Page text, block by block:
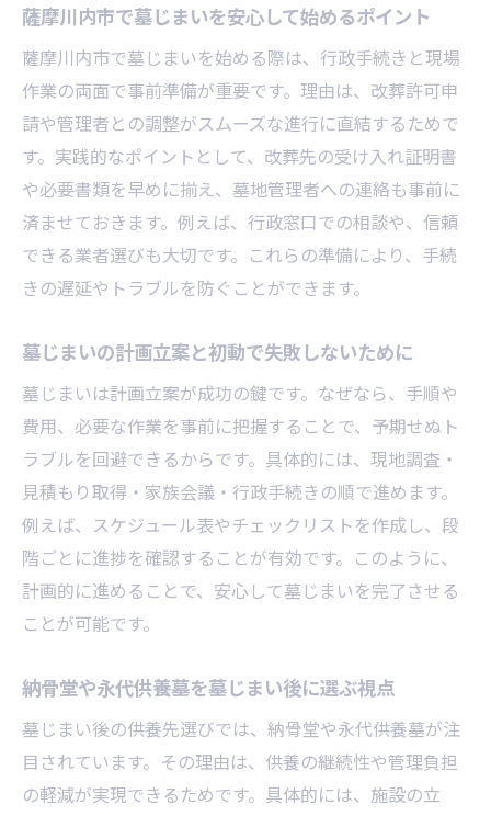
墓じまいを成功させる親族間の話し合い方
意見の違いをまとめるための合意形成術
墓じまいの必要性と家族の気持ちを尊重す
る
親族への説明で役立つ資料やポイント
トラブル回避のための事前準備と配慮
合意形成後に進める墓じまい手続きの流れ
改葬許可申請書記入時のポイントまとめ
意点
薩摩川内市改葬許可申請時のよくあるミス
墓じまいで申請書記入時に必要な情報整理
提出書類の記載例と間違えやすいポイント
申請書記入後に確認すべきチェックリスト
行政窓口での対応をスムーズにするコツ
火葬や撤去費用の内訳と相場を徹底解説
墓じまいに必要な火葬料金や撤去費用の目
薩摩川内市火葬料金と墓石撤去の費用内訳
費用が高くなるケースと節約ポイント
墓じまい費用の相場と実際の支払い例
撤去作業の流れと見積もり時の注意点
薩摩川内市で墓じまいを安心して始めるポイント
薩摩川内市で墓じまいを始める際は、行政手続きと現場
作業の両面で事前準備が重要です。理由は、改葬許可申
請や管理者との調整がスムーズな進行に直結するためで
す。実践的なポイントとして、改葬先の受け入れ証明書
や必要書類を早めに揃え、墓地管理者への連絡も事前に
済ませておきます。例えば、行政窓口での相談や、信頼
できる業者選びも大切です。これらの準備により、手続
きの遅延やトラブルを防ぐことができます。
墓じまいの計画立案と初動で失敗しないために
墓じまいは計画立案が成功の鍵です。なぜなら、手順や
費用、必要な作業を事前に把握することで、予期せぬト
ラブルを回避できるからです。具体的には、現地調査・
見積もり取得・家族会議・行政手続きの順で進めます。
例えば、スケジュール表やチェックリストを作成し、段
階ごとに進捗を確認することが有効です。このように、
計画的に進めることで、安心して墓じまいを完了させる
ことが可能です。
納骨堂や永代供養墓を墓じまい後に選ぶ視点
墓じまい後の供養先選びでは、納骨堂や永代供養墓が注
目されています。その理由は、供養の継続性や管理負担
の軽減が実現できるためです。具体的には、施設の立